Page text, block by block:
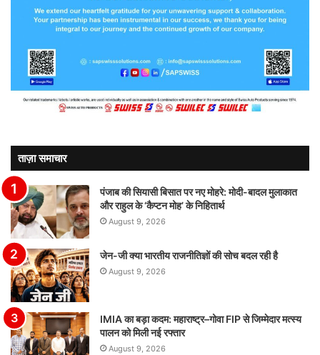
ताज़ा समाचार
पंजाब की सियासी बिसात पर नए मोहरे: मोदी-बादल मुलाकात
और राहुल के ‘कैप्टन मोह’ के निहितार्थ
August 9, 2026
जेन-जी क्या भारतीय राजनीतिज्ञों की सोच बदल रही है
August 9, 2026
IMIA का बड़ा कदम: महाराष्ट्र–गोवा FIP से जिम्मेदार मत्स्य
पालन को मिली नई रफ्तार
August 9, 2026